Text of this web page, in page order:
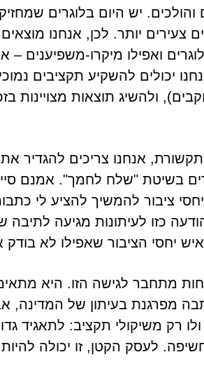
יש היום בלוגרים
צעירים יותר. לכן, אנחנו
ואפילו מיקרו-משפיענים
יכולים להשקיע תקציבים
ולהשיג תוצאות מצויינות
אנחנו צריכים להגדיר
יחסי ציבור להמשיך להציע לי
כזו לעיתונות מגיעה לתיבה
יחסי הציבור שאפילו לא בודק
מתחבר לגישה הזו. היא
מפרגנת בעיתון של המדינה,
רק משיקולי תקציב: לתאגיד
לעסק הקטן, זו יכולה